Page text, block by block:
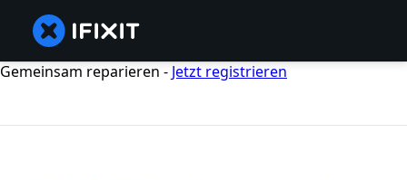
Gemeinsam reparieren - Jetzt registrieren